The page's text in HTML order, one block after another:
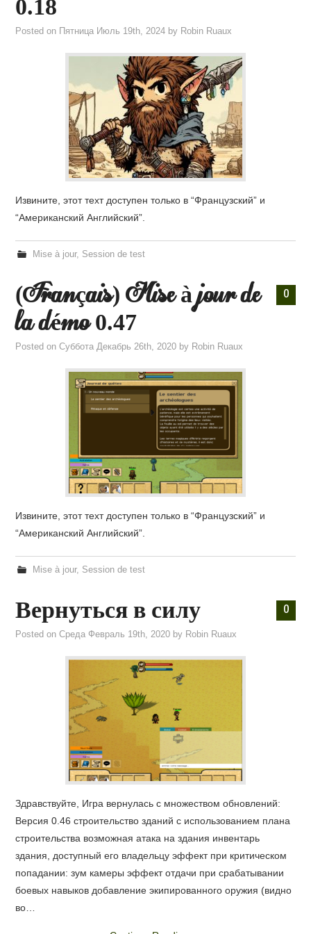
ЗАРЕГИСТРИРОВАТЬСЯ / ВОЙТИ
0.18
Posted on Пятница Июль 19th, 2024 by Robin Ruaux
Извините, этот техт доступен только в “Французский” и
“Американский Английский”.
Mise à jour, Session de test
0
(Français) Mise à jour de
la démo 0.47
Posted onСуббота Декабрь 26th, 2020 by Robin Ruaux
Извините, этот техт доступен только в “Французский” и
“Американский Английский”.
Mise à jour, Session de test
0
Вернуться в силу
Posted onСреда Февраль 19th, 2020 by Robin Ruaux
Здравствуйте, Игра вернулась с множеством обновлений:
Версия 0.46 строительство зданий с использованием плана
строительства возможная атака на здания инвентарь
здания, доступный его владельцу эффект при критическом
попадании: зум камеры эффект отдачи при срабатывании
боевых навыков добавление экипированного оружия (видно
во…